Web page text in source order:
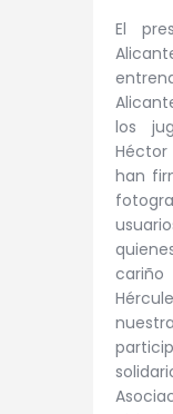
El
los
han